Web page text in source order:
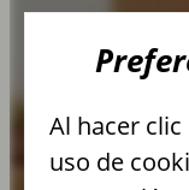
Al hacer
uso de